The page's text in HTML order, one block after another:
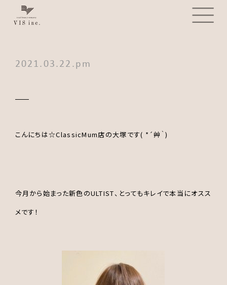
2021.03.22.pm
こんにちは☆ClassicMum店の大塚です( *´艸｀)
今月から始まった新色のULTIST、とってもキレイで本当にオスス
メです！